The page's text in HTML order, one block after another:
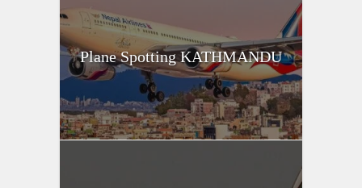
Plane Spotting KATHMANDU